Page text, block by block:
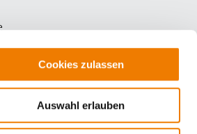
Cookies zulassen
Auswahl erlauben